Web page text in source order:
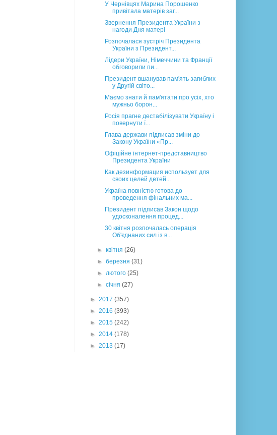
У Чернівцях Марина Порошенко
привітала матерів заг...
Звернення Президента України з
нагоди Дня матері
Розпочалася зустріч Президента
України з Президент...
Лідери України, Німеччини та Франції
обговорили пи...
Президент вшанував пам'ять загиблих
у Другій світо...
Маємо знати й пам'ятати про усіх, хто
мужньо борон...
Росія прагне дестабілізувати Україну і
повернути ї...
Глава держави підписав зміни до
Закону України «Пр...
Офіційне інтернет-представництво
Президента України
Как дезинформация использует для
своих целей детей...
Україна повністю готова до
проведення фінальних ма...
Президент підписав Закон щодо
удосконалення процед...
30 квітня розпочалась операція
Об'єднаних сил із в...
►квітня(26)
►березня(31)
►лютого(25)
►січня(27)
► 2017 (357)
► 2016 (393)
► 2015 (242)
► 2014 (178)
► 2013 (17)